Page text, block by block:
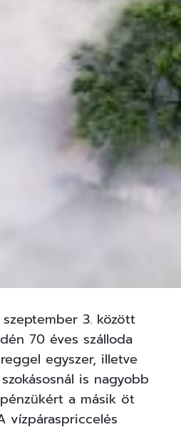
3. között
70 éves szálloda
egyszer, illetve
is nagyobb
a másik öt
vízpáraspriccelés